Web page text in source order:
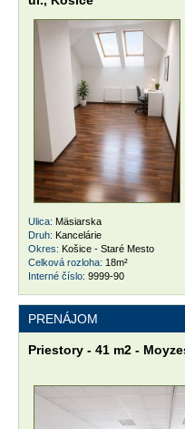
Ulica: Mäsiarska
Druh: Kancelárie
Okres: Košice - Staré Mesto
Celková rozloha: 18m²
Interné číslo: 9999-90
PRENÁJOM
Priestory - 41 m2 -